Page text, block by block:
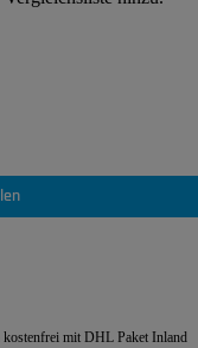
mit DHL Paket Inland